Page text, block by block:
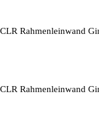
CLR Rahmenleinwand
CLR Rahmenleinwand